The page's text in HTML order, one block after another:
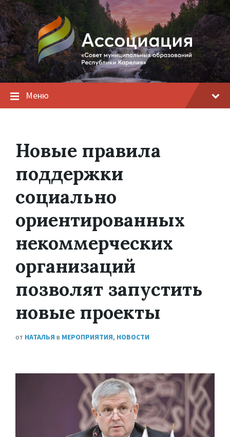
Меню
Новые правила
поддержки
социально
ориентированных
некоммерческих
организаций
позволят запустить
новые проекты
от НАТАЛЬЯ в МЕРОПРИЯТИЯ, НОВОСТИ